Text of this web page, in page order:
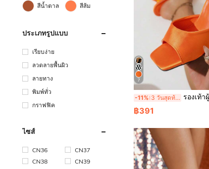
สีน้ำตาล สีส้ม
ประเภทรูปแบบ
เรียบง่าย
ลวดลายพื้นผิว
ลายทาง
พิมพ์ทั่ว
กราฟฟิค
ไซส์
CN36
CN37
CN38
CN39
7
-11% 3 วันสุดท้าย รองเท้าผู้หญิงสีพื้นส้นสูงอย่างมาก รองเท้าส้นสูงแบบเซ็
฿391